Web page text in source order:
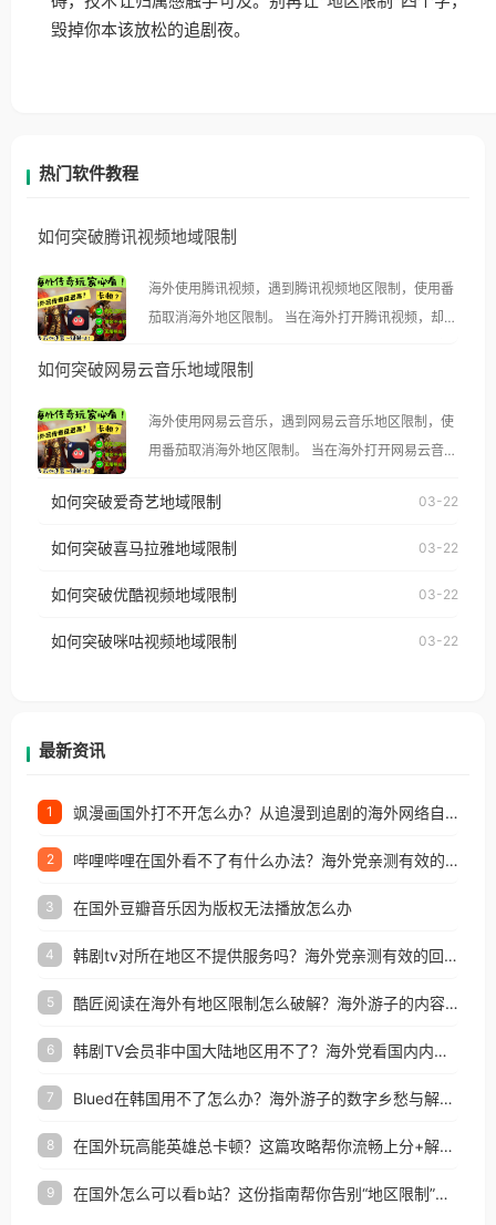
毁掉你本该放松的追剧夜。
热门软件教程
如何突破腾讯视频地域限制
海外使用腾讯视频，遇到腾讯视频地区限制，使用番
茄取消海外地区限制。 当在海外打开腾讯视频，却突
示语。 海外用户如香港、澳门、台湾、美国、加拿
像其他音乐平台一样，出现地区及版权限制问题，且
仅能在中国大陆地区播放。 遇到这个问题的朋友们，
使用番茄回国加速器，即可解决「海外用户收听腾讯
台湾、美国、加拿大、澳大利亚、欧洲等国家和地区
权限制所困扰。
如何突破网易云音乐地域限制
海外使用网易云音乐，遇到网易云音乐地区限制，使
用番茄取消海外地区限制。 当在海外打开网易云音
播放”的提示语。 海外用户如香港、澳门、台湾、美
国、加拿大、澳大利亚、欧洲等国家和地区时，网易
制问题，且仅能在中国大陆地区播放。 遇到这个问题
户收听网易云音乐地区版权限制」的问题，无论人在
如何突破爱奇艺地域限制 03-22
如何突破喜马拉雅地域限制 03-22
如何突破优酷视频地域限制 03-22
如何突破咪咕视频地域限制 03-22
最新资讯
1 飒漫画国外打不开怎么办？从追漫到追剧的海外网络自由之路
2 哔哩哔哩在国外看不了有什么办法？海外党亲测有效的回国加速解决方案
3 在国外豆瓣音乐因为版权无法播放怎么办
4 韩剧tv对所在地区不提供服务吗？海外党亲测有效的回国加速解决方案
5 酷匠阅读在海外有地区限制怎么破解？海外游子的内容归乡路
6 韩剧TV会员非中国大陆地区用不了？海外党看国内内容的加速器选择指南
7 Blued在韩国用不了怎么办？海外游子的数字乡愁与解决方案
8 在国外玩高能英雄总卡顿？这篇攻略帮你流畅上分+解锁国内影音自由
9 在国外怎么可以看b站？这份指南帮你告别“地区限制”的烦恼